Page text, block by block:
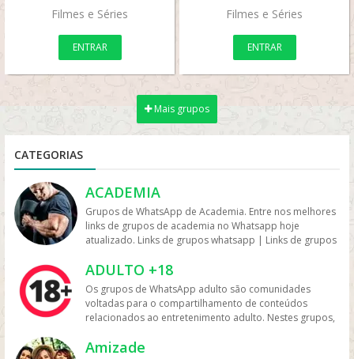
Filmes e Séries
ENTRAR
Filmes e Séries
ENTRAR
Mais grupos
CATEGORIAS
ACADEMIA
Grupos de WhatsApp de Academia. Entre nos melhores
links de grupos de academia no Whatsapp hoje
atualizado. Links de grupos whatsapp | Links de grupos
de Whatsapp – Link Grupo Whatsapp. Só os melhores
links de grupos do Whatsapp entre agora porque os
links podem expirar. Mas antes compartilhe os grupos
na redes sociais. Conheça os grupos na rede sociais
whatsapp e converse com pessoas porque é tudo de
bom. Interaja com pessoas do brasil inteiro e também
de fora do brasil. Em grupos de whatsapp, entre em
ADULTO +18
Os grupos de WhatsApp adulto são comunidades
voltadas para o compartilhamento de conteúdos
relacionados ao entretenimento adulto. Nestes grupos,
discutir temas como sensualidade, relacionamento e
Amizade